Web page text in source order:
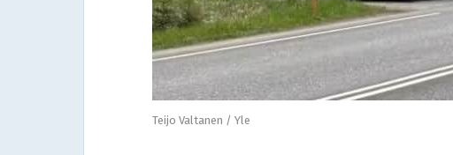
Teijo Valtanen / Yle